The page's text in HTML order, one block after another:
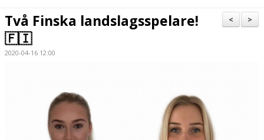
MATCHER
KONTAKT
>
<
Två Finska landslagsspelare!
🇫🇮
2020-04-16 12:00